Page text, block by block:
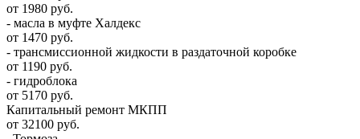
от 1980 руб.
- масла в муфте Халдекс
от 1470 руб.
- трансмиссионной жидкости в раздаточной коробке
от 1190 руб.
- гидроблока
от 5170 руб.
Капитальный ремонт МКПП
от 32100 руб.